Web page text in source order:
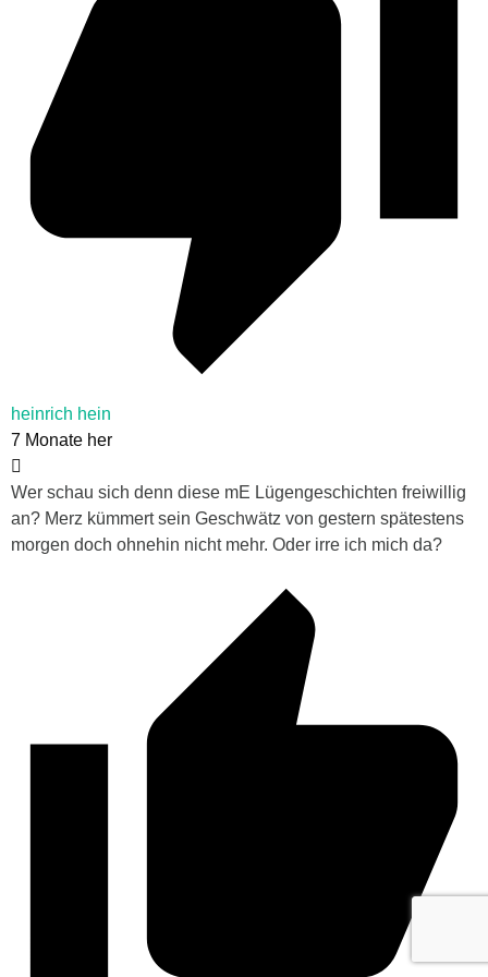
heinrich hein
7 Monate her
Wer schau sich denn diese mE Lügengeschichten freiwillig
an? Merz kümmert sein Geschwätz von gestern spätestens
morgen doch ohnehin nicht mehr. Oder irre ich mich da?